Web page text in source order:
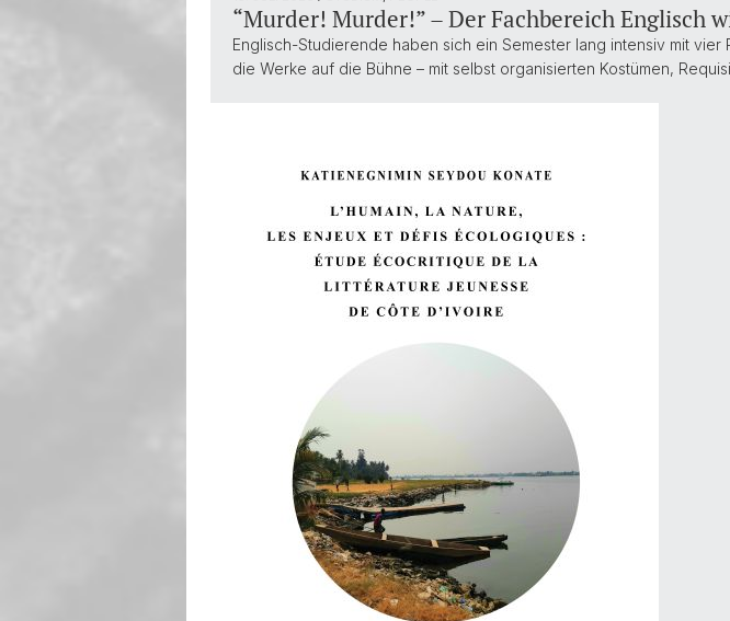
“Murder! Murder!” – Der Fachbereich Englisch
Englisch-Studierende haben sich ein Semester lang intensiv mit
die Werke auf die Bühne – mit selbst organisierten Kostümen,